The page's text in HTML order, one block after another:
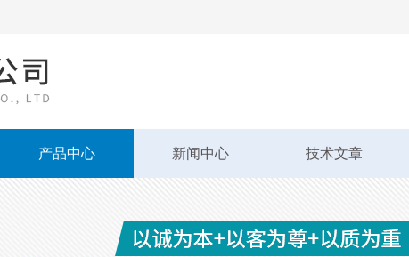
产品中心 新闻中心 技术文章